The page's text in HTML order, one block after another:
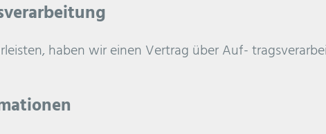
haben wir einen Vertrag über Auf-